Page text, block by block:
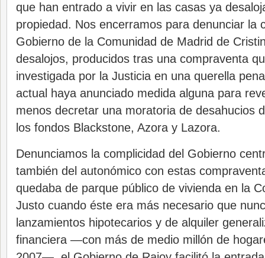
que han entrado a vivir en las casas ya
propiedad. Nos encerramos para denunciar la
Gobierno de la Comunidad de Madrid de
desalojos, producidos tras una compraventa
investigada por la Justicia en una querella
actual haya anunciado medida alguna para
menos decretar una moratoria de desahucios
los fondos Blackstone, Azora y Lazora.
Denunciamos la complicidad del Gobierno
también del autonómico con estas
quedaba de parque público de vivienda en la
Justo cuando éste era más necesario que
lanzamientos hipotecarios y de alquiler
financiera —con más de medio millón de